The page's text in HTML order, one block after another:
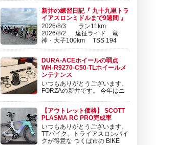
た。 SOLOIST | Cervélo 日本公式サイト
www.cog.inc 軽量化と空力向上を果たした新型
Soloistの5つ...
新井の練習日記『 九十九里トラ
イアスロンミドルまで9週間 』
2026/8/3 ラン11km
2026/8/2 遠征ライド 竜
神・大子100km TSS 194
リックラン4km TSS 34 2026/7/28 ローラ
ー30...
DURA-ACEホイールの弱点
WH-R9270-C50-TLホイールメ
ンテナンス
いつもありがとうございます。
FORZAの新井です。 今年はニ
おります。 練習日記も更新しておりますので
ぜひチェック頂けますと幸いです😊 新井の練
習日記『 9/10 ローラー1時間 TSS 50
ORBEA ...
【アウトレット価格】 SCOTT
PLASMA RC PRO完成車
いつもありがとうございます。
TTバイク、トライアスロンバイ
クが得意な つくば市の BIKE